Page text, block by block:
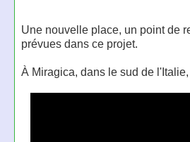
Une nouvelle place, un point de
prévues dans ce projet.
À Miragica, dans le sud de